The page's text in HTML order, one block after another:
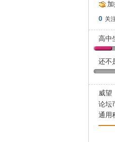
0 关
高中
还不
威望
论坛
通用
学术